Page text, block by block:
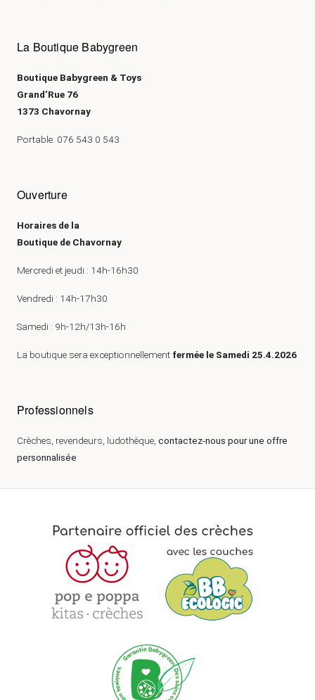
La Boutique Babygreen
Boutique Babygreen & Toys
Grand’Rue 76
1373 Chavornay
Portable: 076 543 0 543
Ouverture
Horaires de la
Boutique de Chavornay
Mercredi et jeudi : 14h-16h30
Vendredi : 14h-17h30
Samedi : 9h-12h/13h-16h
La boutique sera exceptionnellement fermée le Samedi 25.4.2026
Professionnels
Crèches, revendeurs, ludothèque, contactez-nous pour une offre
personnalisée